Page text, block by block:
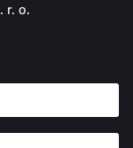
r. o.